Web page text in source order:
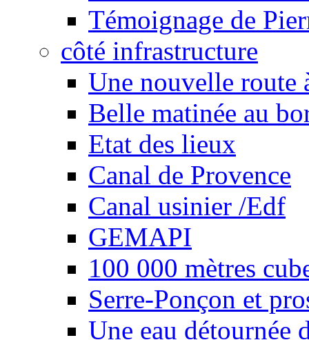
Témoignage de
côté infrastructure
Une nouvelle route
Belle matinée au
Etat des lieux
Canal de Provence
Canal usinier /Edf
GEMAPI
100 000 mètres
Serre-Ponçon et
Une eau détournée